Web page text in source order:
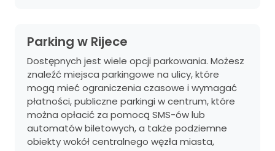
Parking w Rijece
Dostępnych jest wiele opcji parkowania. Możesz
znaleźć miejsca parkingowe na ulicy, które
mogą mieć ograniczenia czasowe i wymagać
płatności, publiczne parkingi w centrum, które
można opłacić za pomocą SMS-ów lub
automatów biletowych, a także podziemne
obiekty wokół centralnego węzła miasta,